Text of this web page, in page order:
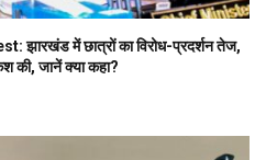
में छात्रों का विरोध-प्रदर्शन तेज,
की, जानें क्या कहा?